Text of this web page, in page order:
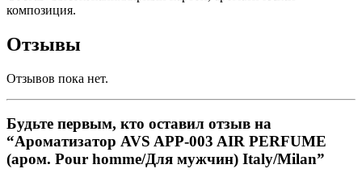
композиция.
Отзывы
Отзывов пока нет.
Будьте первым, кто оставил отзыв на
“Ароматизатор AVS APP-003 AIR PERFUME
(аром. Pour homme/Для мужчин) Italy/Milan”